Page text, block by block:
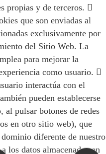
propias y de terceros. 
que son enviadas al
exclusivamente por
del Sitio Web. La
para mejorar la
como usuario. 
interactúa con el
pueden establecerse
al pulsar botones de redes
en otro sitio web), que
diferente de nuestro
los datos almacenados en